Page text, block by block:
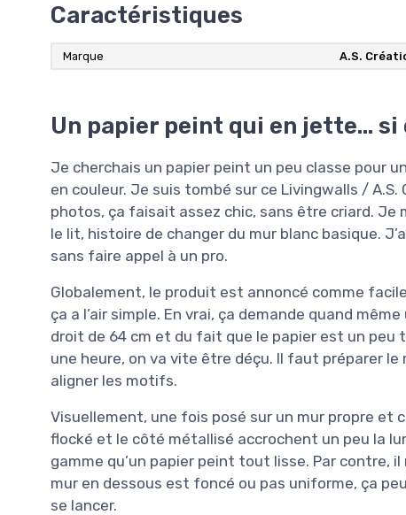
Caractéristiques
Marque A.S.
Un papier peint qui en jette… si
Je cherchais un papier peint un peu classe pour
en couleur. Je suis tombé sur ce Livingwalls /
photos, ça faisait assez chic, sans être criard. Je
le lit, histoire de changer du mur blanc basique.
sans faire appel à un pro.
Globalement, le produit est annoncé comme
ça a l’air simple. En vrai, ça demande quand
droit de 64 cm et du fait que le papier est un peu
une heure, on va vite être déçu. Il faut préparer
aligner les motifs.
Visuellement, une fois posé sur un mur propre et
flocké et le côté métallisé accrochent un peu la
gamme qu’un papier peint tout lisse. Par contre,
mur en dessous est foncé ou pas uniforme, ça
se lancer.